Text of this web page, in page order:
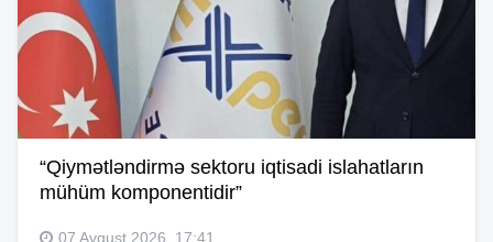
“Qiymətləndirmə sektoru iqtisadi islahatların
mühüm komponentidir”
07 Avqust 2026, 17:41